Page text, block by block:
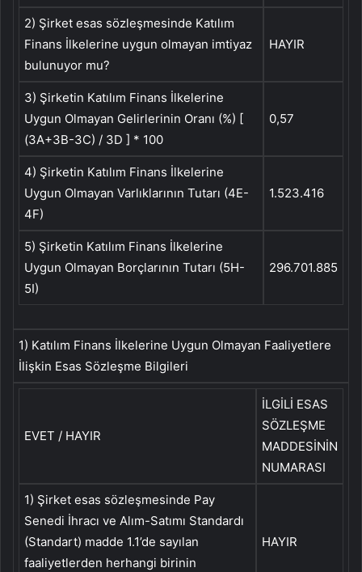
2) Şirket esas sözleşmesinde Katılım
Finans İlkelerine uygun olmayan imtiyaz
bulunuyor mu?
HAYIR
3) Şirketin Katılım Finans İlkelerine
Uygun Olmayan Gelirlerinin Oranı (%) [
(3A+3B-3C) / 3D ] * 100
0,57
4) Şirketin Katılım Finans İlkelerine
Uygun Olmayan Varlıklarının Tutarı (4E-
4F)
1.523.416
5) Şirketin Katılım Finans İlkelerine
Uygun Olmayan Borçlarının Tutarı (5H-
5I)
296.701.885
1) Katılım Finans İlkelerine Uygun Olmayan Faaliyetlere
İlişkin Esas Sözleşme Bilgileri
EVET / HAYIR
İLGİLİ ESAS
SÖZLEŞME
MADDESİNİN
NUMARASI
1) Şirket esas sözleşmesinde Pay
Senedi İhracı ve Alım-Satımı Standardı
(Standart) madde 1.1’de sayılan
faaliyetlerden herhangi birinin
HAYIR